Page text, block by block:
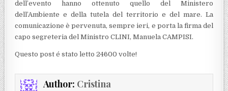
dell’evento hanno ottenuto quello del Ministero
dell’Ambiente e della tutela del territorio e del mare. La
comunicazione è pervenuta, sempre ieri, e porta la firma del
capo segreteria del Ministro CLINI, Manuela CAMPISI.
Questo post é stato letto 24600 volte!
Author: Cristina